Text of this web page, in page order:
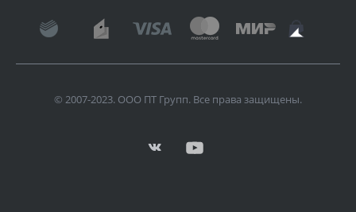
© 2007-2023. ООО ПТ Групп. Все права защищены.